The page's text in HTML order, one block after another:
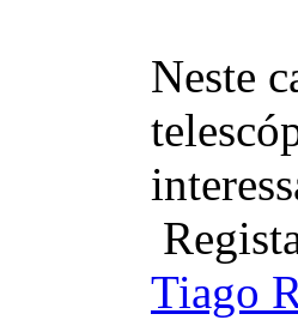
Neste
Tiago